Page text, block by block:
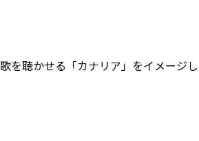
を聴かせる「カナリア」をイメージ